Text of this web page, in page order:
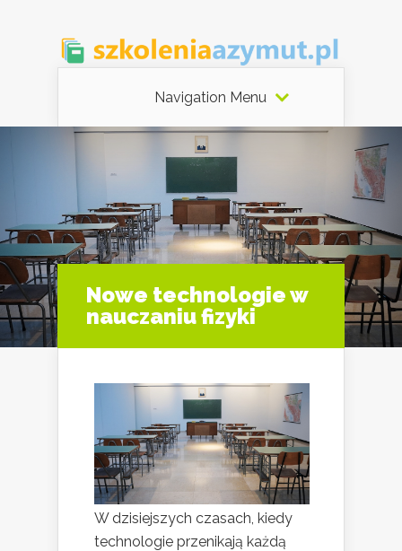
Navigation Menu
Nowe technologie w
nauczaniu fizyki
W dzisiejszych czasach, kiedy
technologie przenikają każdą